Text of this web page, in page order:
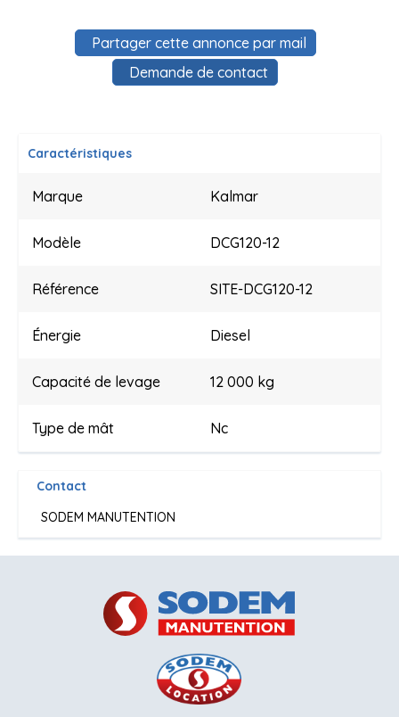
Demande de contact
Partager cette annonce par mail
Caractéristiques
Marque Kalmar
Modèle DCG120-12
Référence SITE-DCG120-12
Énergie Diesel
Capacité de levage 12 000 kg
Type de mât Nc
Contact
SODEM MANUTENTION